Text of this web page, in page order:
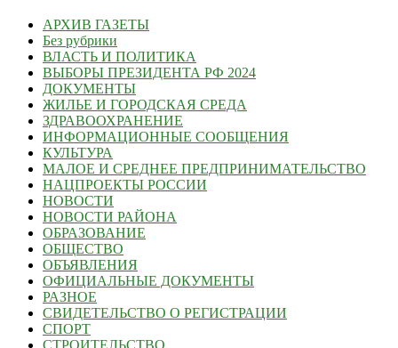
АРХИВ ГАЗЕТЫ
Без рубрики
ВЛАСТЬ И ПОЛИТИКА
ВЫБОРЫ ПРЕЗИДЕНТА РФ 2024
ДОКУМЕНТЫ
ЖИЛЬЕ И ГОРОДСКАЯ СРЕДА
ЗДРАВООХРАНЕНИЕ
ИНФОРМАЦИОННЫЕ СООБЩЕНИЯ
КУЛЬТУРА
МАЛОЕ И СРЕДНЕЕ ПРЕДПРИНИМАТЕЛЬСТВО
НАЦПРОЕКТЫ РОССИИ
НОВОСТИ
НОВОСТИ РАЙОНА
ОБРАЗОВАНИЕ
ОБЩЕСТВО
ОБЪЯВЛЕНИЯ
ОФИЦИАЛЬНЫЕ ДОКУМЕНТЫ
РАЗНОЕ
СВИДЕТЕЛЬСТВО О РЕГИСТРАЦИИ
СПОРТ